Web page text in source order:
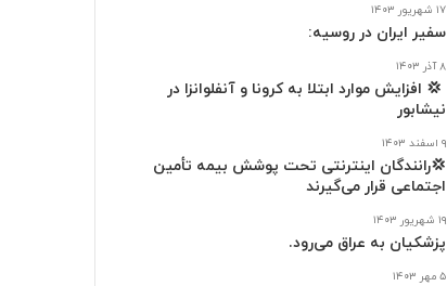
ا
م
۱۷ شهریور ۱۴۰۳
سفیر ایران در روسیه:
۸ آذر ۱۴۰۳
‍ 💢 افزایش موارد ابتلا به کرونا و آنفلوانزا در
نیشابور
۹ اسفند ۱۴۰۳
💢رانندگان اینترنتی تحت پوشش بیمه تأمین
اجتماعی قرار می‌گیرند
۱۹ شهریور ۱۴۰۳
پزشکیان به عراق می‌رود.
۵ مهر ۱۴۰۳